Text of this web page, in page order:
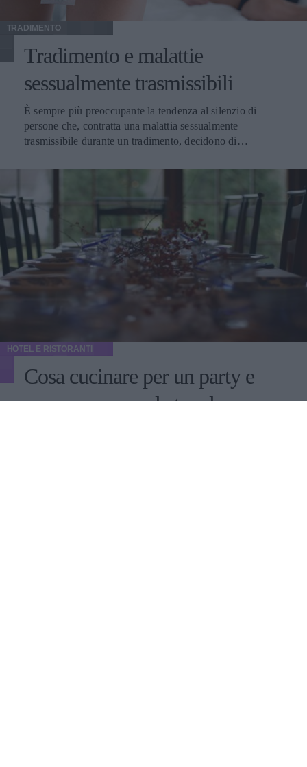
TRADIMENTO
Tradimento e malattie
sessualmente trasmissibili
È sempre più preoccupante la tendenza al silenzio di
persone che, contratta una malattia sessualmente
trasmissibile durante un tradimento, decidono di
HOTEL E RISTORANTI
Cosa cucinare per un party e
come preparare la tavola